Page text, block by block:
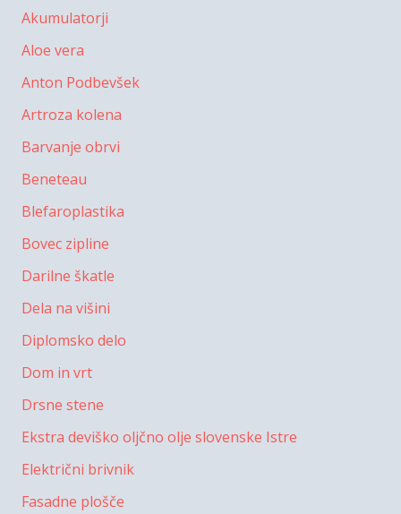
Akumulatorji
Aloe vera
Anton Podbevšek
Artroza kolena
Barvanje obrvi
Beneteau
Blefaroplastika
Bovec zipline
Darilne škatle
Dela na višini
Diplomsko delo
Dom in vrt
Drsne stene
Ekstra deviško oljčno olje slovenske Istre
Električni brivnik
Fasadne plošče